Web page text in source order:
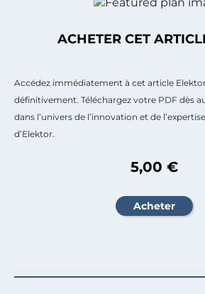
ACHETER CET
Accédez immédiatement à cet article
définitivement. Téléchargez votre PDF dès
dans l’univers de l’innovation et de
d’Elektor.
5,00 €